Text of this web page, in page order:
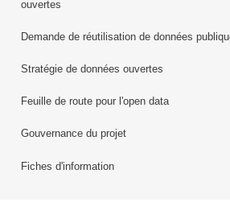
ouvertes
Demande de réutilisation de données
Stratégie de données ouvertes
Feuille de route pour l'open data
Gouvernance du projet
Fiches d'information